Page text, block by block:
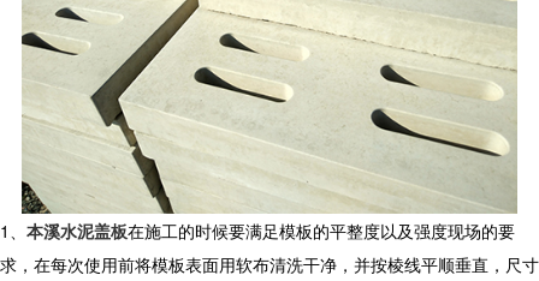
1、 本溪水泥盖板在施工的时候要满足模板的平整度以及强度现场的要
求，在每次使用前将模板表面用软布清洗干净，并按棱线平顺垂直，尺寸